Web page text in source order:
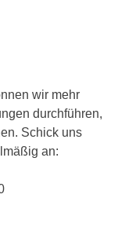
wir mehr
durchführen,
Schick uns
an: